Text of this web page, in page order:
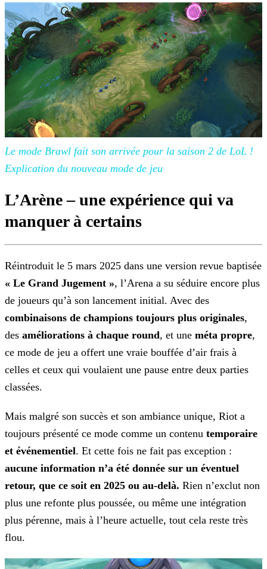
Le mode Brawl fait son arrivée pour la saison 2 de LoL !
Explication du nouveau mode de jeu
L’Arène – une expérience qui va
manquer à certains
Réintroduit le 5 mars 2025 dans une version revue baptisée
« Le Grand Jugement », l’Arena a su séduire encore plus
de joueurs qu’à son lancement initial. Avec des
combinaisons de champions toujours plus originales,
des améliorations à chaque round, et une méta propre,
ce mode de jeu a offert une vraie bouffée d’air frais à
celles et ceux qui voulaient une pause entre deux parties
classées.
Mais malgré son succès et son ambiance unique, Riot a
toujours présenté ce mode comme un contenu temporaire
et événementiel. Et cette fois ne fait pas exception :
aucune information n’a été donnée sur un éventuel
retour, que ce soit en 2025 ou au-delà. Rien n’exclut non
plus une refonte plus poussée, ou même une intégration
plus pérenne, mais à l’heure actuelle, tout cela reste très
flou.